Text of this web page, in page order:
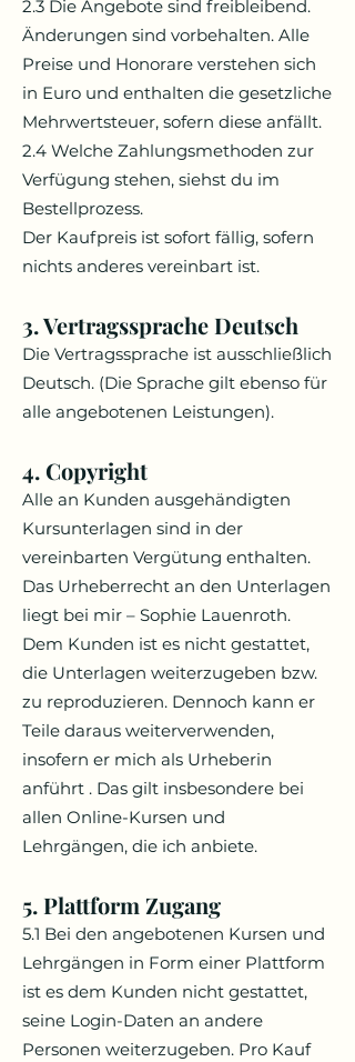
2.3 Die Angebote sind freibleibend.
Änderungen sind vorbehalten. Alle
Preise und Honorare verstehen sich
in Euro und enthalten die gesetzliche
Mehrwertsteuer, sofern diese anfällt.
2.4 Welche Zahlungsmethoden zur
Verfügung stehen, siehst du im
Bestellprozess.
Der Kaufpreis ist sofort fällig, sofern
nichts anderes vereinbart ist.
3. Vertragssprache Deutsch
Die Vertragssprache ist ausschließlich
Deutsch. (Die Sprache gilt ebenso für
alle angebotenen Leistungen).
4. Copyright
Alle an Kunden ausgehändigten
Kursunterlagen sind in der
vereinbarten Vergütung enthalten.
Das Urheberrecht an den Unterlagen
liegt bei mir – Sophie Lauenroth.
Dem Kunden ist es nicht gestattet,
die Unterlagen weiterzugeben bzw.
zu reproduzieren. Dennoch kann er
Teile daraus weiterverwenden,
insofern er mich als Urheberin
anführt . Das gilt insbesondere bei
allen Online-Kursen und
Lehrgängen, die ich anbiete.
5. Plattform Zugang
5.1 Bei den angebotenen Kursen und
Lehrgängen in Form einer Plattform
ist es dem Kunden nicht gestattet,
seine Login-Daten an andere
Personen weiterzugeben. Pro Kauf